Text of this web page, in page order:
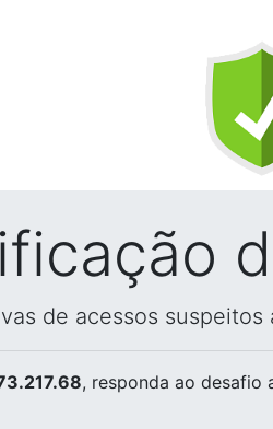
de acessos
, responda ao desafio